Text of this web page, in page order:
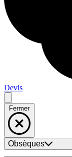
Devis
Fermer
Obsèques